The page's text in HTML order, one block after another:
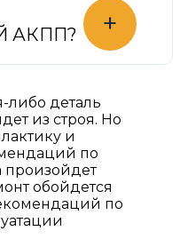
АКПП?
+
либо деталь
из строя. Но
и
по
произойдет
обойдется
по